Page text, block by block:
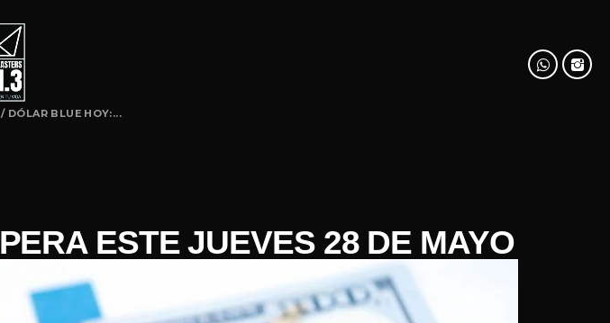
/ DÓLAR BLUE HOY:...
ESTE JUEVES 28 DE MAYO